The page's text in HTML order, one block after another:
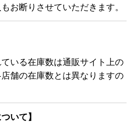
お断りさせていただきます。
いる在庫数は通販サイト上の
舗の在庫数とは異なりますの
いて】